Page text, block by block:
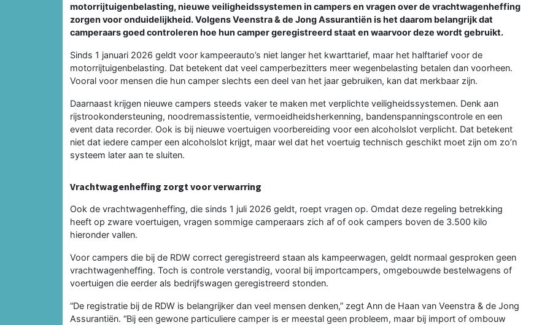
motorrijtuigenbelasting, nieuwe veiligheidssystemen in campers en vragen over de vrachtwagenheffing
zorgen voor onduidelijkheid. Volgens Veenstra & de Jong Assurantiën is het daarom belangrijk dat
camperaars goed controleren hoe hun camper geregistreerd staat en waarvoor deze wordt gebruikt.
Sinds 1 januari 2026 geldt voor kampeerauto’s niet langer het kwarttarief, maar het halftarief voor de
motorrijtuigenbelasting. Dat betekent dat veel camperbezitters meer wegenbelasting betalen dan voorheen.
Vooral voor mensen die hun camper slechts een deel van het jaar gebruiken, kan dat merkbaar zijn.
Daarnaast krijgen nieuwe campers steeds vaker te maken met verplichte veiligheidssystemen. Denk aan
rijstrookondersteuning, noodremassistentie, vermoeidheidsherkenning, bandenspanningscontrole en een
event data recorder. Ook is bij nieuwe voertuigen voorbereiding voor een alcoholslot verplicht. Dat betekent
niet dat iedere camper een alcoholslot krijgt, maar wel dat het voertuig technisch geschikt moet zijn om zo’n
systeem later aan te sluiten.
Vrachtwagenheffing zorgt voor verwarring
Ook de vrachtwagenheffing, die sinds 1 juli 2026 geldt, roept vragen op. Omdat deze regeling betrekking
heeft op zware voertuigen, vragen sommige camperaars zich af of ook campers boven de 3.500 kilo
hieronder vallen.
Voor campers die bij de RDW correct geregistreerd staan als kampeerwagen, geldt normaal gesproken geen
vrachtwagenheffing. Toch is controle verstandig, vooral bij importcampers, omgebouwde bestelwagens of
voertuigen die eerder als bedrijfswagen geregistreerd stonden.
“De registratie bij de RDW is belangrijker dan veel mensen denken,” zegt Ann de Haan van Veenstra & de Jong
Assurantiën. “Bij een gewone particuliere camper is er meestal geen probleem, maar bij import of ombouw